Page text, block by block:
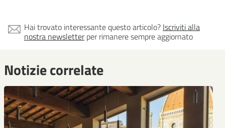
Hai trovato interessante questo articolo? Iscriviti alla
nostra newsletterper rimanere sempre aggiornato
Notizie correlate